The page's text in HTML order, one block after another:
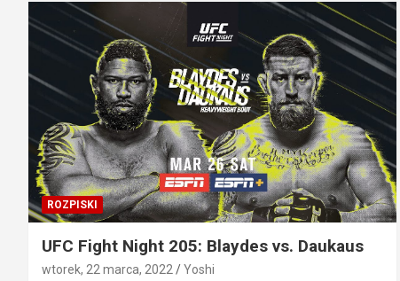
ROZPISKI
UFC Fight Night 205: Blaydes vs. Daukaus
wtorek, 22 marca, 2022 Yoshi